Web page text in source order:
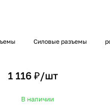
Силовые разъемы
1 116 ₽/шт
В наличии